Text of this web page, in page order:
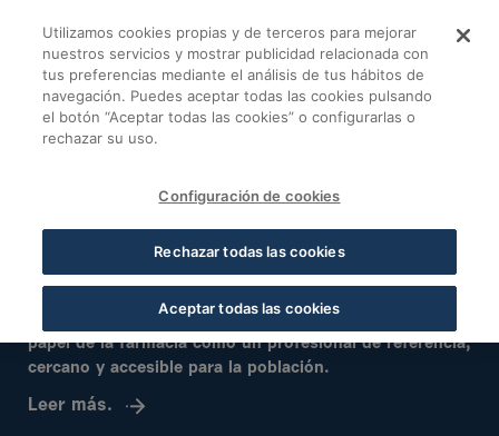
Cofares - Cofares
La Fundación Cofares cierra un semestre
de compromiso con la salud y la sociedad
A través de diferentes proyectos, pone en valor el
papel de la farmacia como un profesional de referencia,
cercano y accesible para la población.
Leer más.
Utilizamos cookies propias y de terceros para mejorar
nuestros servicios y mostrar publicidad relacionada con
tus preferencias mediante el análisis de tus hábitos de
navegación. Puedes aceptar todas las cookies pulsando
el botón “Aceptar todas las cookies” o configurarlas o
rechazar su uso.
Configuración de cookies
Rechazar todas las cookies
Aceptar todas las cookies